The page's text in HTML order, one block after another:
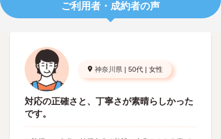
ご利用者・成約者の声
神奈川県 | 50代 | 女性
対応の正確さと、丁寧さが素晴らしかった
です。